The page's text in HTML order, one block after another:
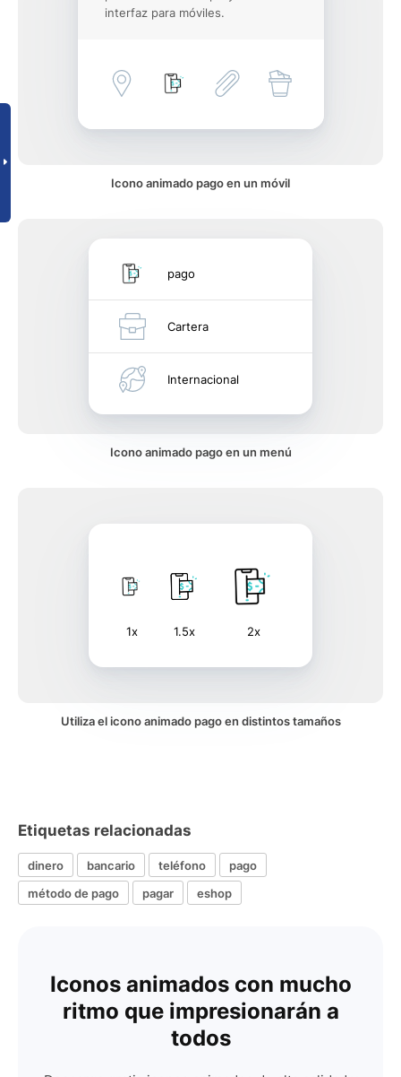
interfaz para móviles.
Icono animado pago en un móvil
pago
Cartera
Internacional
Icono animado pago en un menú
1x 1.5x 2x
Utiliza el icono animado pago en distintos tamaños
Etiquetas relacionadas
dinero bancario teléfono
pago
método de pago
pagar eshop
Iconos animados con mucho
ritmo que impresionarán a
todos